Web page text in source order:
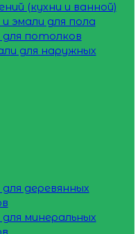
(кухни и ванной)
и эмали для пола
для потолков
для наружных
для деревянных
для минеральных